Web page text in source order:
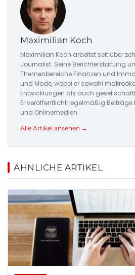
Maximilian Koch
Maximilian Koch arbeitet seit über
Journalist. Seine Berichterstattung
Themenbereiche Finanzen und
und Mode, wobei er sowohl
Entwicklungen als auch
Er veröffentlicht regelmäßig Beiträge
und Onlinemedien.
Alle Artikel ansehen →
ÄHNLICHE ARTIKEL